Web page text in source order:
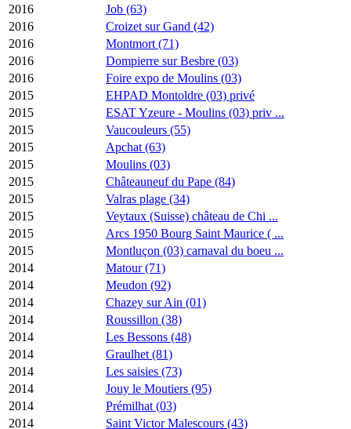
2016
Job (63)
2016
Croizet sur Gand (42)
2016
Montmort (71)
2016
Dompierre sur Besbre (03)
2016
Foire expo de Moulins (03)
2015
EHPAD Montoldre (03) privé
2015
ESAT Yzeure - Moulins (03) priv ...
2015
Vaucouleurs (55)
2015
Apchat (63)
2015
Moulins (03)
2015
Châteauneuf du Pape (84)
2015
Valras plage (34)
2015
Veytaux (Suisse) château de Chi ...
2015
Arcs 1950 Bourg Saint Maurice ( ...
2015
Montluçon (03) carnaval du boeu ...
2014
Matour (71)
2014
Meudon (92)
2014
Chazey sur Ain (01)
2014
Roussillon (38)
2014
Les Bessons (48)
2014
Graulhet (81)
2014
Les saisies (73)
2014
Jouy le Moutiers (95)
2014
Prémilhat (03)
2014
Saint Victor Malescours (43)